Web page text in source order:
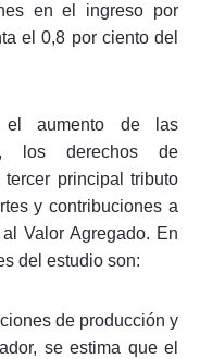
en el ingreso por
el 0,8 por ciento del
el aumento de las
los derechos de
principal tributo
y contribuciones a
Valor Agregado. En
del estudio son:
de producción y
se estima que el